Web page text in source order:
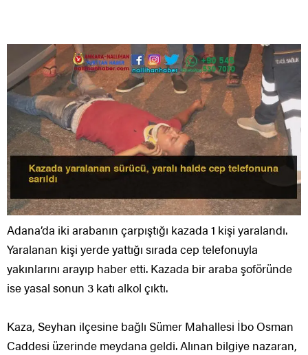
Adana’da iki arabanın çarpıştığı kazada 1 kişi yaralandı.
Yaralanan kişi yerde yattığı sırada cep telefonuyla
yakınlarını arayıp haber etti. Kazada bir araba şoföründe
ise yasal sonun 3 katı alkol çıktı.
Kaza, Seyhan ilçesine bağlı Sümer Mahallesi İbo Osman
Caddesi üzerinde meydana geldi. Alınan bilgiye nazaran,